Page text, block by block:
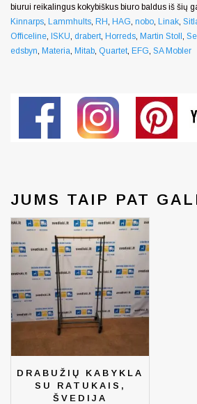
biurui reikalingus kokybiškus biuro baldus iš šių
Kinnarps, Lammhults, RH, HAG, nobo, Linak,
Officeline, ISKU, drabert, Horreds, Martin Stoll,
edsbyn, Materia, Mitab, Quartet, EFG, SA Mobler
JUMS TAIP PAT
DRABUŽIŲ KABYKLA
SU RATUKAIS,
ŠVEDIJA